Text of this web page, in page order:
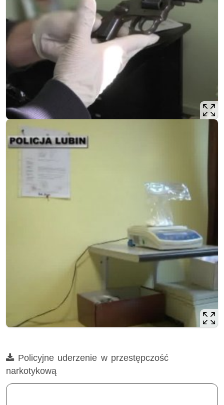
Film
Policyjne uderzenie w przestępczość
narkotykową
Opis filmu: narkotyki, amfetamina, marihuana, mefedron,